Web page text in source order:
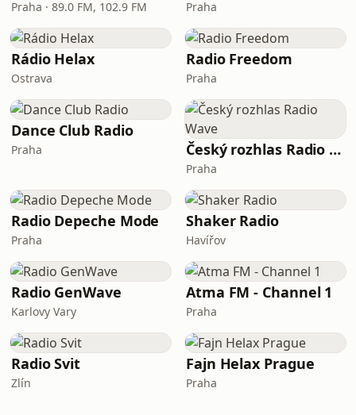
Praha · 89.0 FM, 102.9 FM Praha
Rádio Helax
Ostrava
Radio Freedom
Praha
Dance Club Radio
Praha Český rozhlas Radio Wave
Praha
Radio Depeche Mode
Praha
Shaker Radio
Havířov
Radio GenWave
Karlovy Vary
Atma FM - Channel 1
Praha
Radio Svit
Zlín
Fajn Helax Prague
Praha